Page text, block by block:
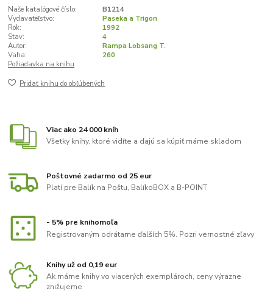
Naše katalógové číslo:
B1214
Vydavateľstvo:
Paseka a Trigon
Rok:
1992
Stav:
4
Autor:
Rampa Lobsang T.
Vaha:
260
Požiadavka na knihu
Pridať knihu do obľúbených
Viac ako 24 000 kníh
Všetky knihy, ktoré vidíte a dajú sa kúpiť máme skladom
Poštovné zadarmo od 25 eur
Platí pre Balík na Poštu, BalíkoBOX a B-POINT
- 5% pre knihomoľa
Registrovaným odrátame ďalších 5%. Pozri vernostné zľavy
Knihy už od 0,19 eur
Ak máme knihy vo viacerých exemplároch, ceny výrazne
znižujeme